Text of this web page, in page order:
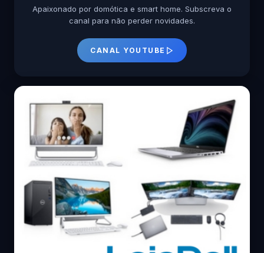
Apaixonado por domótica e smart home. Subscreva o
canal para não perder novidades.
CANAL YOUTUBE